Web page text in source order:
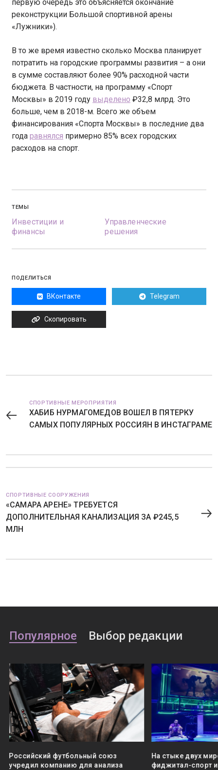
первую очередь это объясняется окончание
реконструкции Большой спортивной арены
«Лужники»).
В то же время известно сколько Москва планирует
потратить на городские программы развития – а они
в сумме составляют более 90% расходной части
бюджета. В частности, на программу «Спорт
Москвы» в 2019 году выделено ₽32,8 млрд. Это
больше, чем в 2018-м. Всего же объем
финансирования «Спорта Москвы» в последние два
года равнялся примерно 85% всех городских
расходов на спорт.
ТЕМЫ
Инвестиции и
финансы
Управленческие
решения
ПОДЕЛИТЬСЯ
ВКонтакте Telegram
Скопировать
СПОРТИВНЫЕ МЕРОПРИЯТИЯ
ХАБИБ НУРМАГОМЕДОВ ВОШЕЛ В ПЯТЕРКУ
САМЫХ ПОПУЛЯРНЫХ РОССИЯН В ИНСТАГРАМЕ
СПОРТИВНЫЕ СООРУЖЕНИЯ
«САМАРА АРЕНЕ» ТРЕБУЕТСЯ
ДОПОЛНИТЕЛЬНАЯ КАНАЛИЗАЦИЯ ЗА ₽245,5
МЛН
Популярное Выбор редакции
Российский футбольный союз
учредил компанию для анализа
На стыке двух
фиджитал-спорт